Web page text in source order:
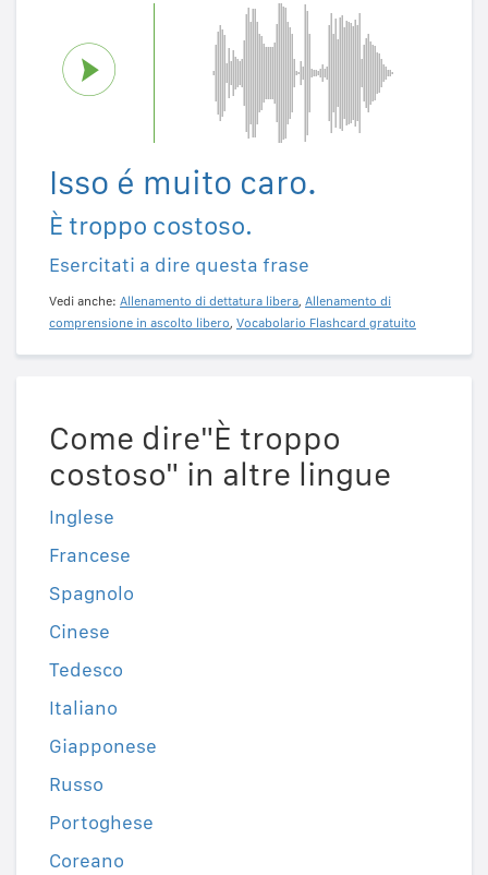
Isso é muito caro.
È troppo costoso.
Esercitati a dire questa frase
Vedi anche: Allenamento di dettatura libera, Allenamento di
comprensione in ascolto libero, Vocabolario Flashcard gratuito
Come dire"È troppo
costoso" in altre lingue
Inglese
Francese
Spagnolo
Cinese
Tedesco
Italiano
Giapponese
Russo
Portoghese
Coreano